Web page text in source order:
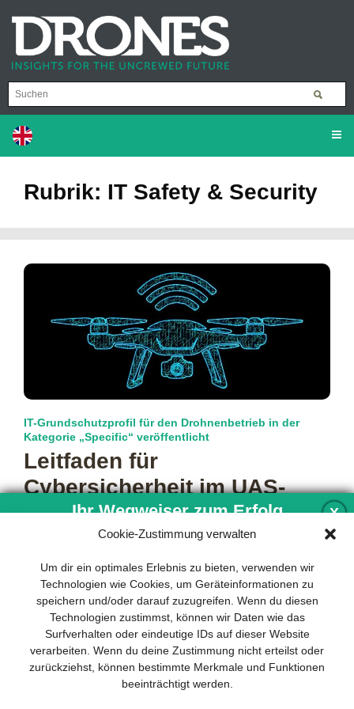
Cookie-Zustimmung verwalten
Um dir ein optimales Erlebnis zu bieten, verwenden wir
Technologien wie Cookies, um Geräteinformationen zu
speichern und/oder darauf zuzugreifen. Wenn du diesen
Technologien zustimmst, können wir Daten wie das
Surfverhalten oder eindeutige IDs auf dieser Website
verarbeiten. Wenn du deine Zustimmung nicht erteilst oder
zurückziehst, können bestimmte Merkmale und Funktionen
beeinträchtigt werden.
Rubrik: IT Safety & Security
IT-Grundschutzprofil für den Drohnenbetrieb in der
Kategorie „Specific“ veröffentlicht
Leitfaden für
Cybersicherheit im UAS-
Betrieb
In der Luftfahrt ist Sicherheit das höchste Gut. Das gilt
eigentlichenmehr…
X
Ihr Wegweiser zum Erfolg
nachhaltigen Geschäftsmodells sind für
jedes Unternehmen unverzichtbar. Das
Business Model Canvas hilft, sich dabei
auf das Wesentliche zu konzentrieren
und stets im Blick zu behalten, worauf es
wirklich ankommt.
Abonnieren Sie unseren kostenlosen